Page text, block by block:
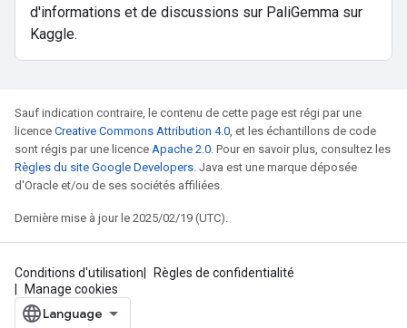
d'informations et de discussions sur PaliGemma sur
Kaggle.
Sauf indication contraire, le contenu de cette page est régi par une
licence Creative Commons Attribution 4.0, et les échantillons de code
sont régis par une licence Apache 2.0. Pour en savoir plus, consultez les
Règles du site Google Developers. Java est une marque déposée
d'Oracle et/ou de ses sociétés affiliées.
Dernière mise à jour le 2025/02/19 (UTC).
Conditions d'utilisation
Règles de confidentialité
Manage cookies